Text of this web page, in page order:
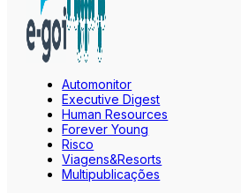
Automonitor
Executive Digest
Human Resources
Forever Young
Risco
Viagens&Resorts
Multipublicações